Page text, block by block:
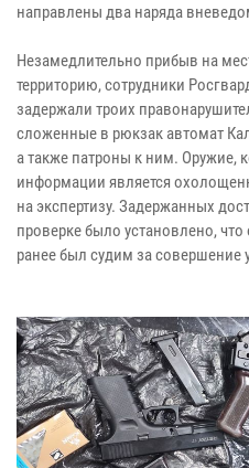
направлены два наряда
Незамедлительно прибыв на
территорию, сотрудники
задержали троих
сложенные в рюкзак автомат
а также патроны к ним. Оружие,
информации является
на экспертизу. Задержанных
проверке было установлено,
ранее был судим за совершение